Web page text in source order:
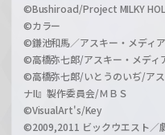
©Bushiroad/Project MILKY
©カラー
©鎌池和馬／アスキー・メディ
©高橋弥七郎/アスキー・メディ
©高橋弥七郎/いとうのいぢ/ア
ナII』製作委員会/ＭＢＳ
©VisualArt's/Key
©2009,2011 ビックウエスト／